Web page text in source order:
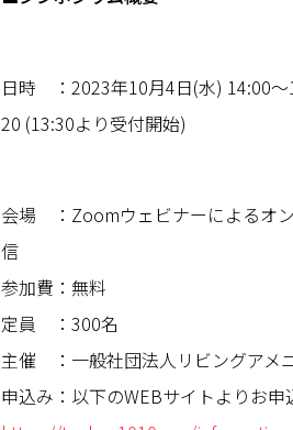
日時 ：2023年10月4日(水) 14:00～
20 (13:30より受付開始)
会場 ：Zoomウェビナーによるオ
信
参加費：無料
定員 ：300名
主催 ：一般社団法人リビングアメ
申込み：以下のWEBサイトよりお申